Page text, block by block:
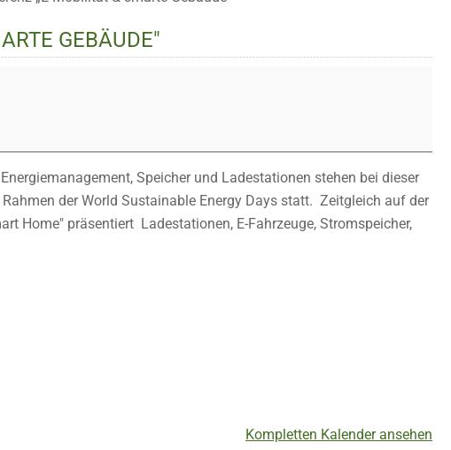
GEBÄUDE"
Speicher und Ladestationen stehen bei dieser
der World Sustainable Energy Days statt. Zeitgleich auf der
Home" präsentiert Ladestationen, E-Fahrzeuge, Stromspeicher,
Kompletten Kalender ansehen